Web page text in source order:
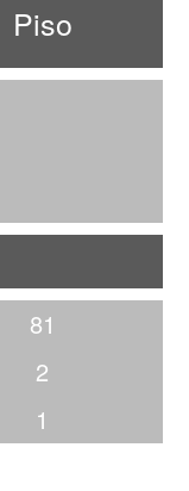
Piso
81
2
1